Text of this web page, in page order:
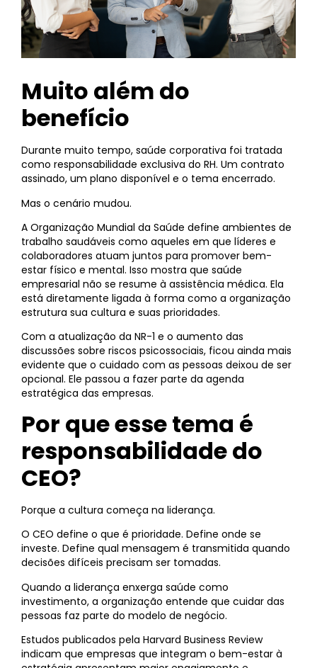
Muito além do
benefício
Durante muito tempo, saúde corporativa foi tratada
como responsabilidade exclusiva do RH. Um contrato
assinado, um plano disponível e o tema encerrado.
Mas o cenário mudou.
A Organização Mundial da Saúde define ambientes de
trabalho saudáveis como aqueles em que líderes e
colaboradores atuam juntos para promover bem-
estar físico e mental. Isso mostra que saúde
empresarial não se resume à assistência médica. Ela
está diretamente ligada à forma como a organização
estrutura sua cultura e suas prioridades.
Com a atualização da NR-1 e o aumento das
discussões sobre riscos psicossociais, ficou ainda mais
evidente que o cuidado com as pessoas deixou de ser
opcional. Ele passou a fazer parte da agenda
estratégica das empresas.
Por que esse tema é
responsabilidade do
CEO?
Porque a cultura começa na liderança.
O CEO define o que é prioridade. Define onde se
investe. Define qual mensagem é transmitida quando
decisões difíceis precisam ser tomadas.
Quando a liderança enxerga saúde como
investimento, a organização entende que cuidar das
pessoas faz parte do modelo de negócio.
Estudos publicados pela Harvard Business Review
indicam que empresas que integram o bem-estar à